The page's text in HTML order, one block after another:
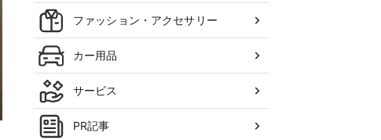
ファッション・アクセサリー
カー用品
サービス
PR記事